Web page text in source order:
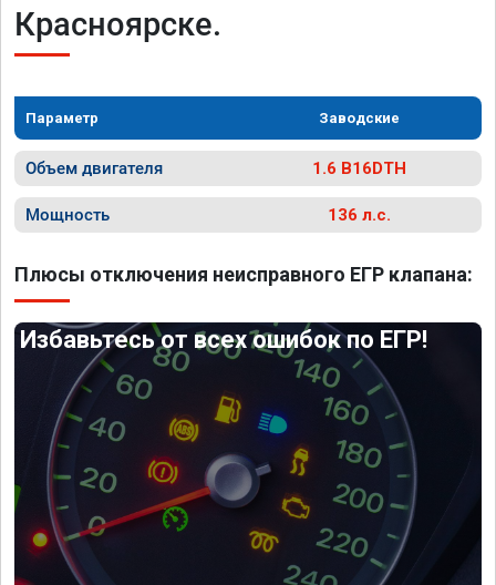
Красноярске.
Параметр Заводские
Объем двигателя 1.6 B16DTH
Мощность 136 л.с.
Плюсы отключения неисправного ЕГР клапана:
Избавьтесь от всех ошибок по ЕГР!